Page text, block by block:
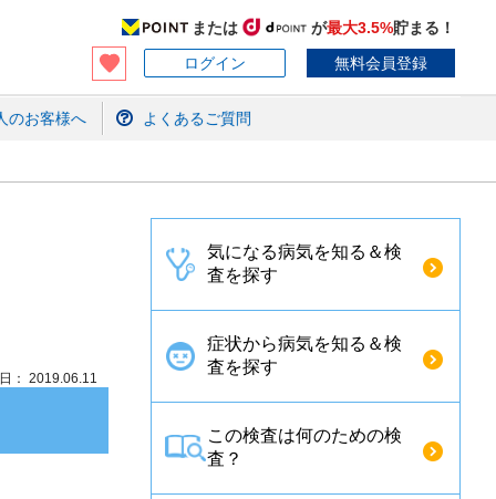
または が最大3.5%貯まる！
ログイン 無料会員登録
のお客様へ よくあるご質問
： 2019.06.11
気になる病気を知る＆検
査を探す
症状から病気を知る＆検
査を探す
この検査は何のための検
査？